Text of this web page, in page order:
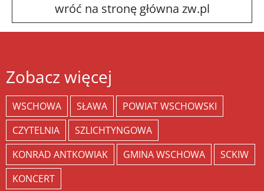
wróć na stronę główna zw.pl
Zobacz więcej
WSCHOWA SŁAWA
POWIAT WSCHOWSKI
CZYTELNIA
SZLICHTYNGOWA
KONRAD ANTKOWIAK
GMINA WSCHOWA
SCKIW
KONCERT